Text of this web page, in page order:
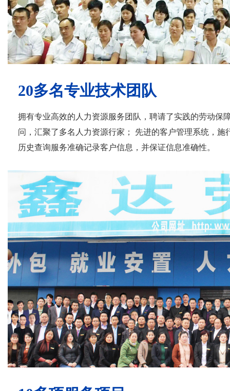
20多名专业技术团队
拥有专业高效的人力资源服务团队，聘请了实践的劳动保
问，汇聚了多名人力资源行家； 先进的客户管理系统，
历史查询服务准确记录客户信息，并保证信息准确性。